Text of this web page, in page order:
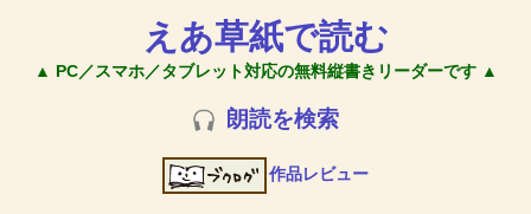
えあ草紙で読む
▲ PC／スマホ／タブレット対応の無料縦書きリーダーです ▲
朗読を検索
作品レビュー